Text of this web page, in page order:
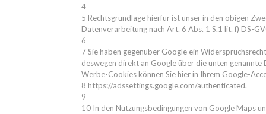
4
5 Rechtsgrundlage hierfür ist unser in den obigen
Datenverarbeitung nach Art. 6 Abs. 1 S.1 lit. f) DS-
6
7 Sie haben gegenüber Google ein
deswegen direkt an Google über die unten
Werbe-Cookies können Sie hier in Ihrem Google-
8 https://adssettings.google.com/authenticated.
9
10 In den Nutzungsbedingungen von Google Maps